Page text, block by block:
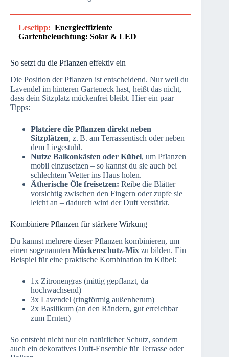
Lesetipp: Energieeffiziente
Gartenbeleuchtung: Solar & LED
So setzt du die Pflanzen effektiv ein
Die Position der Pflanzen ist entscheidend. Nur weil du
Lavendel im hinteren Garteneck hast, heißt das nicht,
dass dein Sitzplatz mückenfrei bleibt. Hier ein paar
Tipps:
Platziere die Pflanzen direkt neben
Sitzplätzen, z. B. am Terrassentisch oder neben
dem Liegestuhl.
Nutze Balkonkästen oder Kübel, um Pflanzen
mobil einzusetzen – so kannst du sie auch bei
schlechtem Wetter ins Haus holen.
Ätherische Öle freisetzen: Reibe die Blätter
vorsichtig zwischen den Fingern oder zupfe sie
leicht an – dadurch wird der Duft verstärkt.
Kombiniere Pflanzen für stärkere Wirkung
Du kannst mehrere dieser Pflanzen kombinieren, um
einen sogenannten Mückenschutz-Mix zu bilden. Ein
Beispiel für eine praktische Kombination im Kübel:
1x Zitronengras (mittig gepflanzt, da
hochwachsend)
3x Lavendel (ringförmig außenherum)
2x Basilikum (an den Rändern, gut erreichbar
zum Ernten)
So entsteht nicht nur ein natürlicher Schutz, sondern
auch ein dekoratives Duft-Ensemble für Terrasse oder